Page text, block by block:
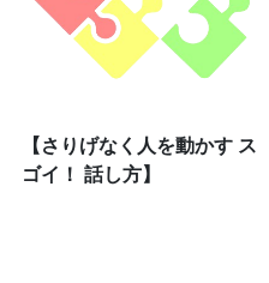
【さりげなく人を動かす ス
ゴイ！ 話し方】